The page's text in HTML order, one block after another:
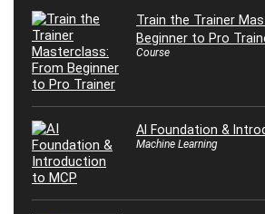
Train the Trainer
Beginner to Pro
Course
AI Foundation &
Machine Learning